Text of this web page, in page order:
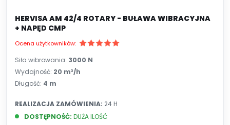
HERVISA AM 42/4 ROTARY - BUŁAWA WIBRACYJNA
+ NAPĘD CMP
Ocena użytkowników:
Siła wibrowania: 3000 N
Wydajność: 20 m³/h
Długość: 4 m
DOSTĘPNOŚĆ: DUŻA ILOŚĆ
REALIZACJA ZAMÓWIENIA: 24 H